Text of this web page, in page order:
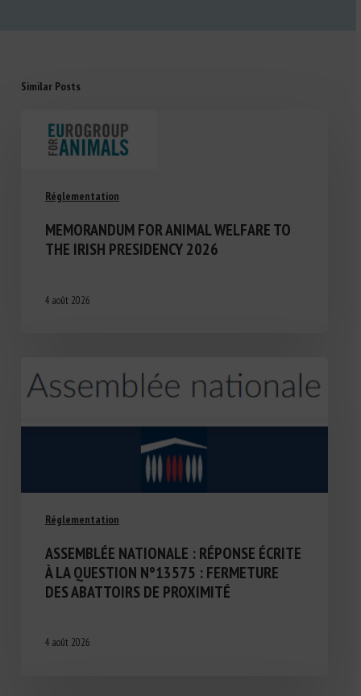
Similar Posts
Réglementation
MEMORANDUM FOR ANIMAL WELFARE TO
THE IRISH PRESIDENCY 2026
4 août 2026
Réglementation
ASSEMBLÉE NATIONALE : RÉPONSE ÉCRITE
À LA QUESTION N°13575 : FERMETURE
DES ABATTOIRS DE PROXIMITÉ
4 août 2026